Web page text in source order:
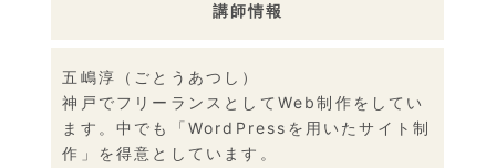
講師情報
五嶋淳（ごとうあつし）
神戸でフリーランスとしてWeb制作をしてい
ます。中でも「WordPressを用いたサイト制
作」を得意としています。